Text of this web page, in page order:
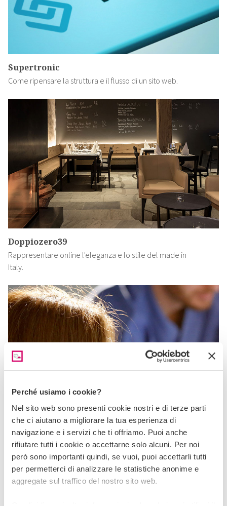
Perché usiamo i cookie?
Nel sito web sono presenti cookie nostri e di terze parti
che ci aiutano a migliorare la tua esperienza di
navigazione e i servizi che ti offriamo. Puoi anche
rifiutare tutti i cookie o accettarne solo alcuni. Per noi
però sono importanti quindi, se vuoi, puoi accettarli tutti
per permetterci di analizzare le statistiche anonime e
aggregate sul traffico del nostro sito web.
Supertronic
Come ripensare la struttura e il flusso di un sito web.
Doppiozero39
Rappresentare online l'eleganza e lo stile del made in
Italy.
Quattroelle
La nostra strategia web per l'eccellenza oculistica di
Milano.